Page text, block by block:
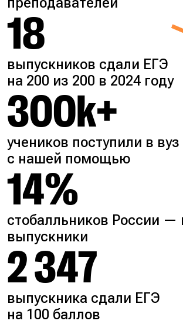
18
выпускников сдали ЕГЭ
на 200 из 200 в 2024 году
300k+
учеников поступили в
с нашей помощью
14%
стобалльников России —
выпускники
2 347
выпускника сдали ЕГЭ
на 100 баллов